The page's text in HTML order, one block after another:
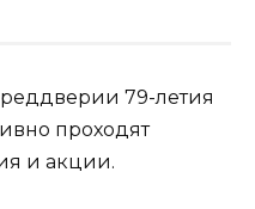
79-летия
проходят
и акции.